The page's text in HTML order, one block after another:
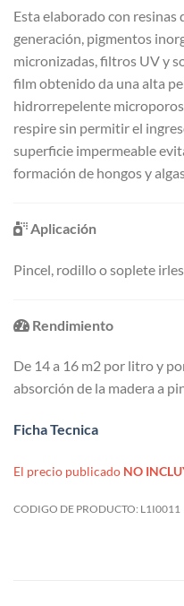
Esta elaborado con
generación, pigmentos
micronizadas, filtros UV y
film obtenido da una alta
hidrorrepelente
respire sin permitir el
superficie impermeable
formación de hongos y
Aplicación
Pincel, rodillo o soplete
Rendimiento
De 14 a 16 m2 por litro y
absorción de la madera a
Ficha Tecnica
El precio publicado NO
CODIGO DE PRODUCTO: L1I0011